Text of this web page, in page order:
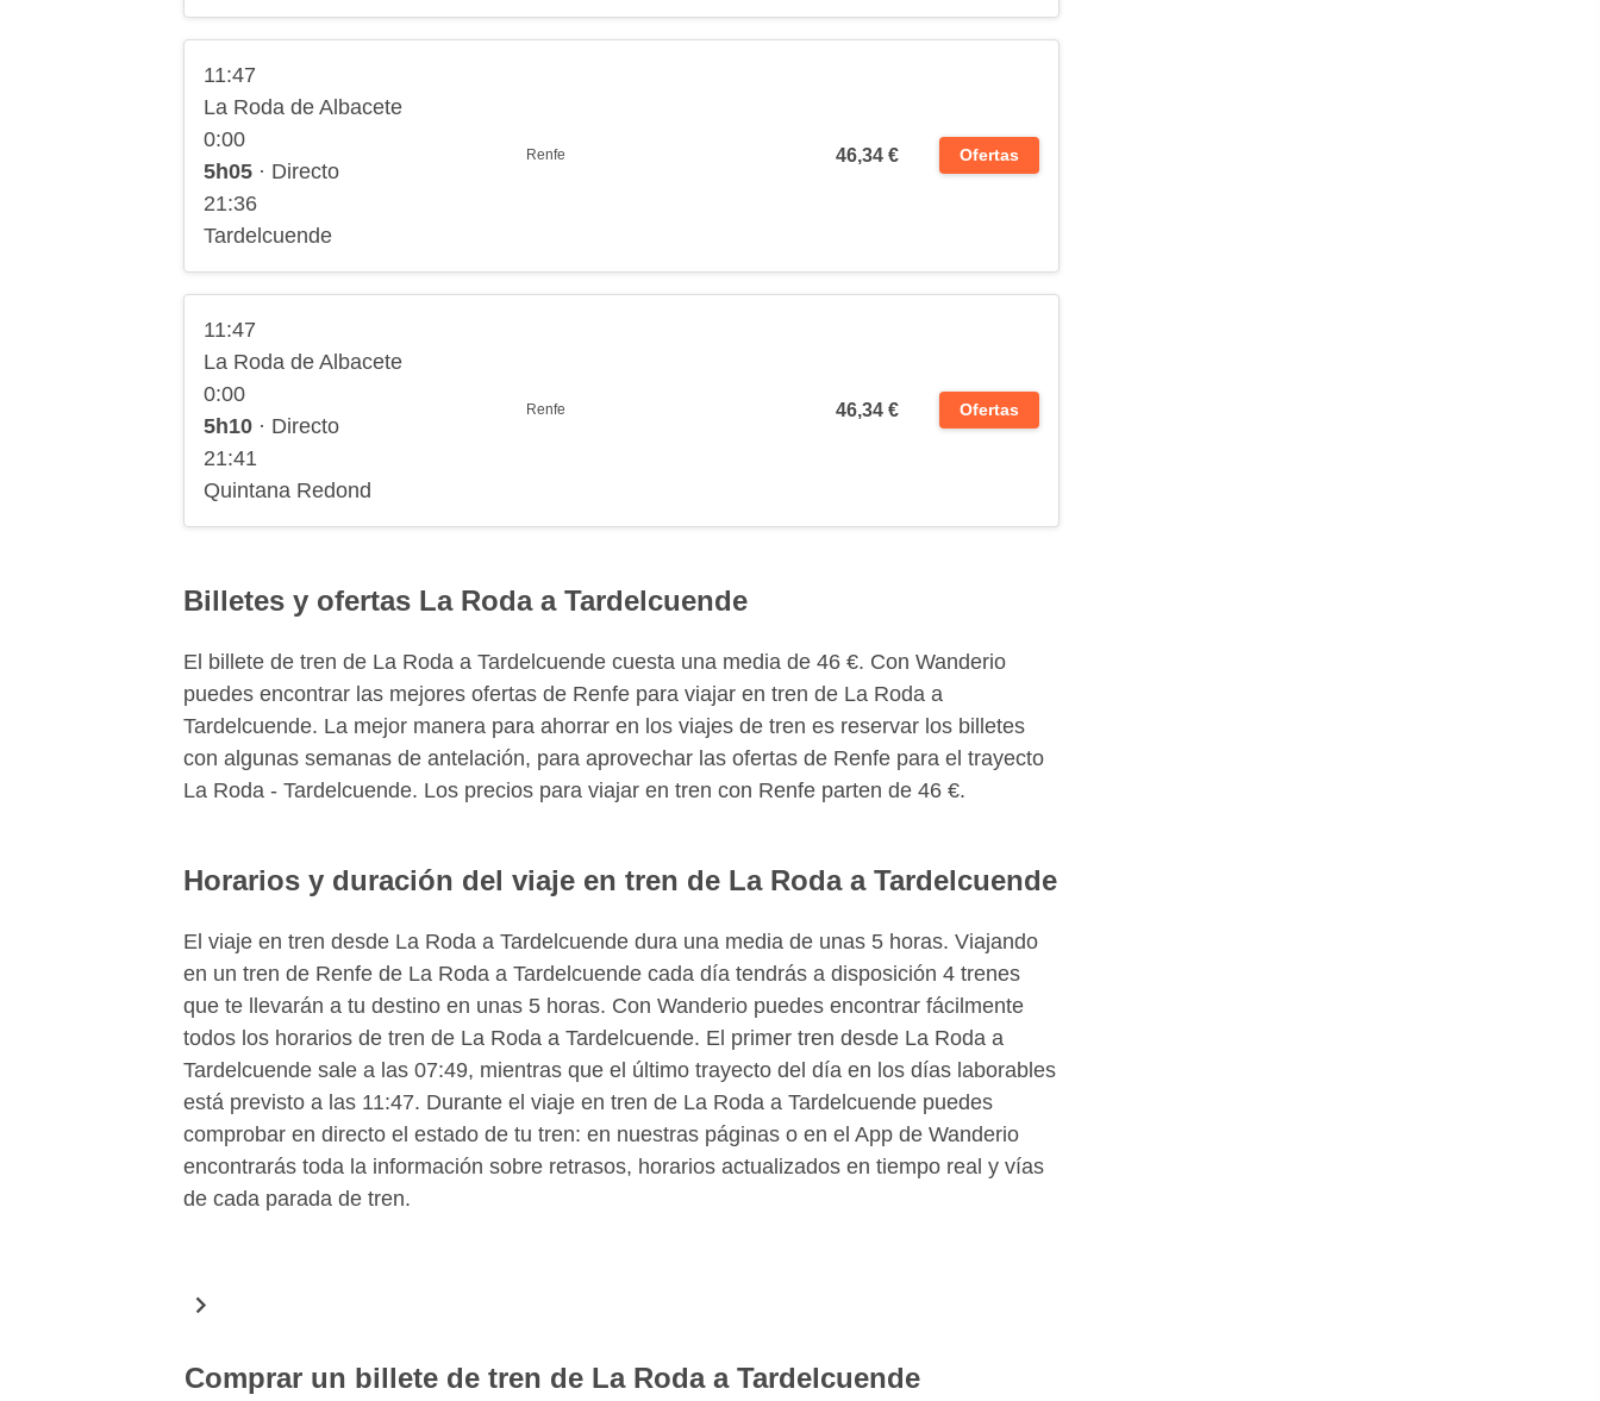
11:47
La Roda de Albacete
0:00
5h05 · Directo
21:36
Tardelcuende
Renfe 46,34 € Ofertas
11:47
La Roda de Albacete
0:00
5h10 · Directo
21:41
Quintana Redond
Renfe 46,34 € Ofertas
Billetes y ofertas La Roda a Tardelcuende
El billete de tren de La Roda a Tardelcuende cuesta una media de 46 €. Con Wanderio
puedes encontrar las mejores ofertas de Renfe para viajar en tren de La Roda a
Tardelcuende. La mejor manera para ahorrar en los viajes de tren es reservar los billetes
con algunas semanas de antelación, para aprovechar las ofertas de Renfe para el trayecto
La Roda - Tardelcuende. Los precios para viajar en tren con Renfe parten de 46 €.
Horarios y duración del viaje en tren de La Roda a Tardelcuende
El viaje en tren desde La Roda a Tardelcuende dura una media de unas 5 horas. Viajando
en un tren de Renfe de La Roda a Tardelcuende cada día tendrás a disposición 4 trenes
que te llevarán a tu destino en unas 5 horas. Con Wanderio puedes encontrar fácilmente
todos los horarios de tren de La Roda a Tardelcuende. El primer tren desde La Roda a
Tardelcuende sale a las 07:49, mientras que el último trayecto del día en los días laborables
está previsto a las 11:47. Durante el viaje en tren de La Roda a Tardelcuende puedes
comprobar en directo el estado de tu tren: en nuestras páginas o en el App de Wanderio
encontrarás toda la información sobre retrasos, horarios actualizados en tiempo real y vías
de cada parada de tren.
Comprar un billete de tren de La Roda a Tardelcuende